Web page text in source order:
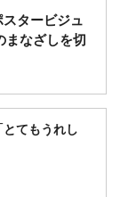
タービジュ
まなざしを切
てもうれし